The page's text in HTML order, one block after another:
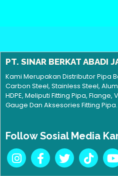
PT. SINAR BERKAT ABADI
Kami Merupakan Distributor Pipa
Carbon Steel, Stainless Steel,
HDPE, Meliputi Fitting Pipa,
Gauge Dan Aksesories Fitting Pipa.
Follow Sosial Media